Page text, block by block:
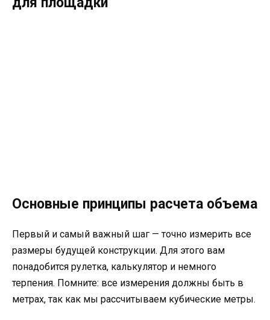
Основные принципы расчета объема
Первый и самый важный шаг — точно измерить все
размеры будущей конструкции. Для этого вам
понадобится рулетка, калькулятор и немного
терпения. Помните: все измерения должны быть в
метрах, так как мы рассчитываем кубические метры.